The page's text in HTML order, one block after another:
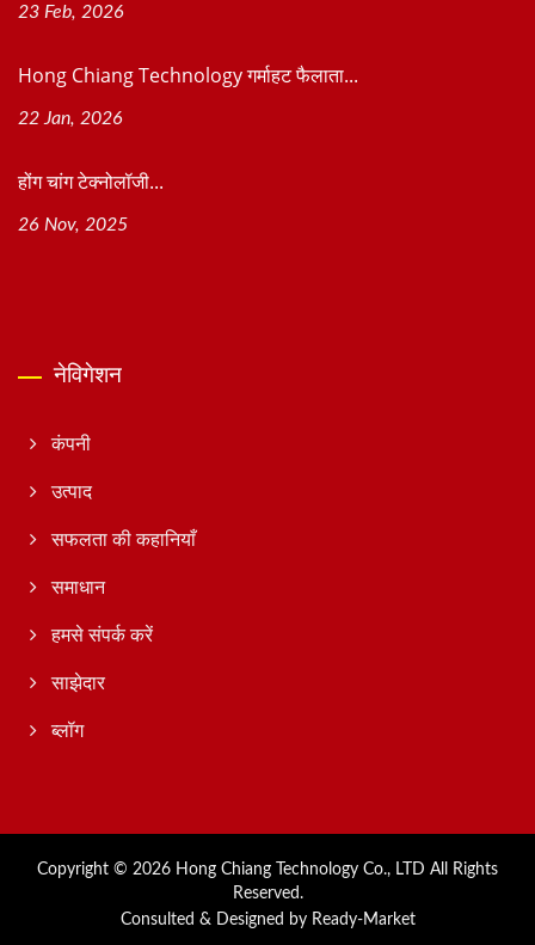
23 Feb, 2026
Hong Chiang Technology गर्माहट फैलाता...
22 Jan, 2026
होंग चांग टेक्नोलॉजी...
26 Nov, 2025
नेविगेशन
कंपनी
उत्पाद
सफलता की कहानियाँ
समाधान
हमसे संपर्क करें
साझेदार
ब्लॉग
Copyright © 2026 Hong Chiang Technology Co., LTD All Rights
Reserved.
Consulted & Designed by Ready-Market